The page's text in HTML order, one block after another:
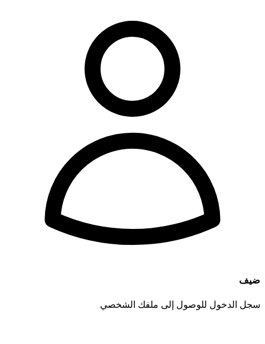
ضيف
سجل الدخول للوصول إلى ملفك الشخصي